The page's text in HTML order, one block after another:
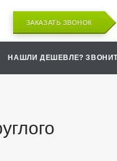
ЗАКАЗАТЬ ЗВОНОК
НАШЛИ ДЕШЕВЛЕ?